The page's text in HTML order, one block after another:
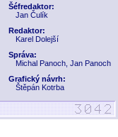
Šéfredaktor:
Jan Čulík
Redaktor:
Karel Dolejší
Správa:
Michal Panoch, Jan Panoch
Grafický návrh:
Štěpán Kotrba